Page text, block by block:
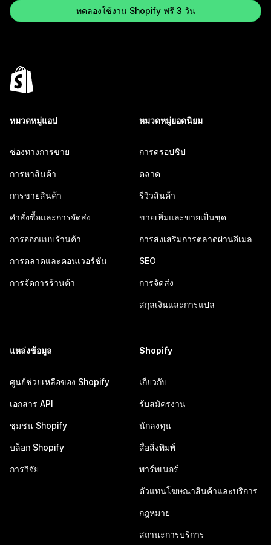
ทดลองใช้งาน Shopify ฟรี 3 วัน
หมวดหมู่แอป
ช่องทางการขาย
การหาสินค้า
การขายสินค้า
คำสั่งซื้อและการจัดส่ง
การออกแบบร้านค้า
การตลาดและคอนเวอร์ชัน
การจัดการร้านค้า
หมวดหมู่ยอดนิยม
การดรอปชิป
ตลาด
รีวิวสินค้า
ขายเพิ่มและขายเป็นชุด
การส่งเสริมการตลาดผ่านอีเมล
SEO
การจัดส่ง
สกุลเงินและการแปล
แหล่งข้อมูล
ศูนย์ช่วยเหลือของ Shopify
เอกสาร API
ชุมชน Shopify
บล็อก Shopify
การวิจัย
Shopify
เกี่ยวกับ
รับสมัครงาน
นักลงทุน
สื่อสิ่งพิมพ์
พาร์ทเนอร์
ตัวแทนโฆษณาสินค้าและบริการ
กฎหมาย
สถานะการบริการ